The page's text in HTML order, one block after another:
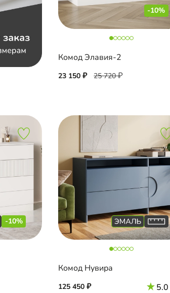
-10%
Комод Элавия-2
23 150 25 720
-10%
Комод Нувира
125 450 5.0